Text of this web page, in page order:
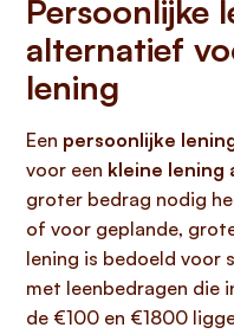
Persoonlijke
alternatief
lening
Een persoonlijke
voor een kleine lening
groter bedrag nodig
of voor geplande,
lening is bedoeld voor
met leenbedragen die
de €100 en €1800